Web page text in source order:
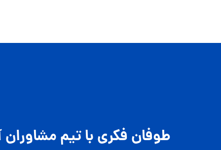
طوفان فکری با تیم مشاوران